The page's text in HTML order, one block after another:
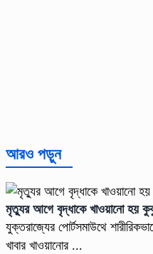
আরও পড়ুন
মৃত্যুর আগে বৃদ্ধাকে খাওয়ানো হয়
যুক্তরাজ্যের পোর্টসমাউথে
খাবার খাওয়ানোর ...